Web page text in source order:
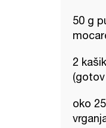
50 g
2
oko